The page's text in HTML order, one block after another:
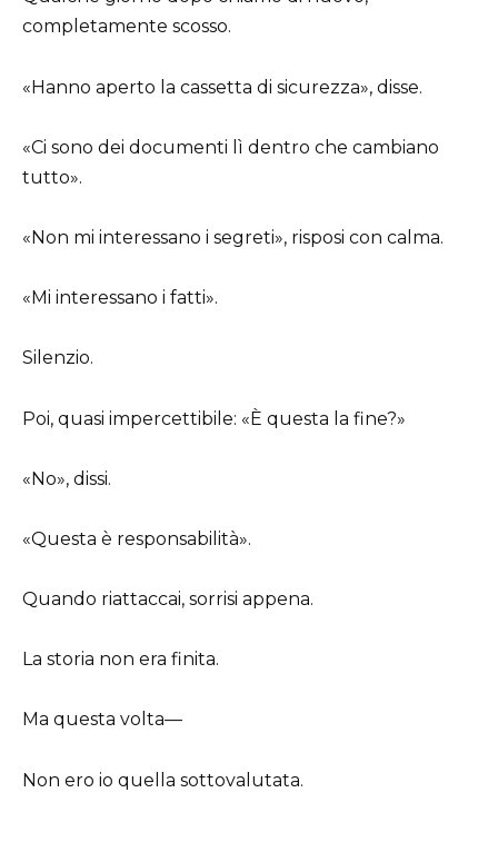
completamente scosso.
«Hanno aperto la cassetta di sicurezza», disse.
«Ci sono dei documenti lì dentro che cambiano
tutto».
«Non mi interessano i segreti», risposi con calma.
«Mi interessano i fatti».
Silenzio.
Poi, quasi impercettibile: «È questa la fine?»
«No», dissi.
«Questa è responsabilità».
Quando riattaccai, sorrisi appena.
La storia non era finita.
Ma questa volta—
Non ero io quella sottovalutata.